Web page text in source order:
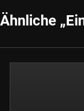
Ähnliche